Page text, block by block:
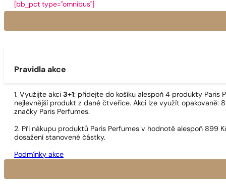
[bb_pct type="omnibus"]
Pravidla akce
1. Využijte akci 3+1: přidejte do košíku alespoň 4 produkty
nejlevnější produkt z dané čtveřice. Akci lze využít opakovaně:
značky Paris Perfumes.
2. Při nákupu produktů Paris Perfumes v hodnotě alespoň
dosažení stanovené částky.
Podmínky akce